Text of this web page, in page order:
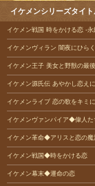
イケメンシリーズタイ
イケメン戦国 時をかける恋 -永
イケメンヴィラン 闇夜にひら
イケメン王子 美女と野獣の最
イケメン源氏伝 あやかし恋え
イケメンライブ 恋の歌をキミに
イケメンヴァンパイア◆偉人た
イケメン革命◆アリスと恋の魔
イケメン戦国◆時をかける恋
イケメン幕末◆運命の恋